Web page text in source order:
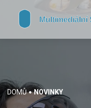
DOMŮ NOVINKY